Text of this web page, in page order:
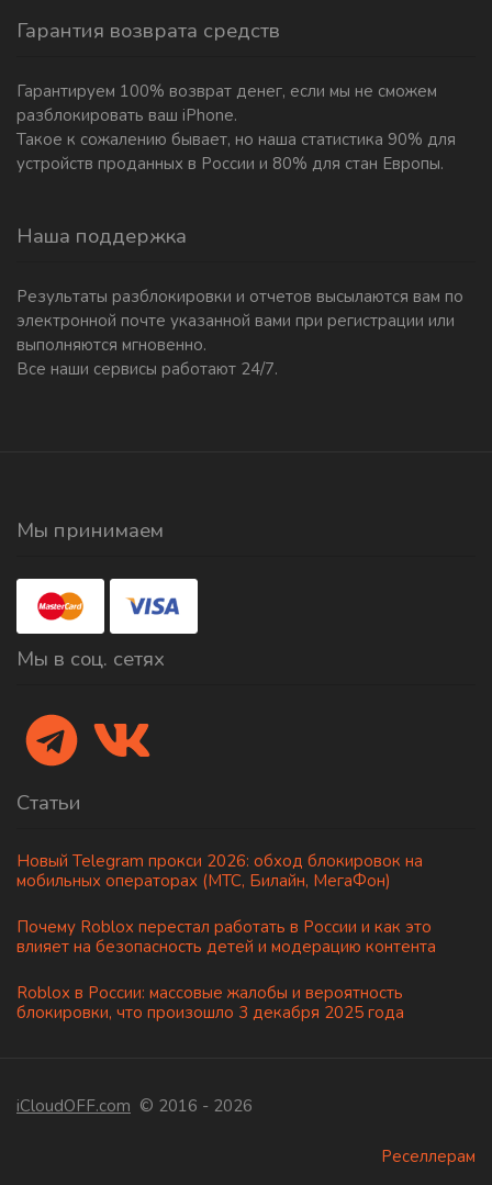
Гарантия возврата средств
Гарантируем 100% возврат денег, если мы не сможем
разблокировать ваш iPhone.
Такое к сожалению бывает, но наша статистика 90% для
устройств проданных в России и 80% для стан Европы.
Наша поддержка
Результаты разблокировки и отчетов высылаются вам по
электронной почте указанной вами при регистрации или
выполняются мгновенно.
Все наши сервисы работают 24/7.
Мы принимаем
Мы в соц. сетях
Статьи
Новый Telegram прокси 2026: обход блокировок на
мобильных операторах (МТС, Билайн, МегаФон)
Почему Roblox перестал работать в России и как это
влияет на безопасность детей и модерацию контента
Roblox в России: массовые жалобы и вероятность
блокировки, что произошло 3 декабря 2025 года
iCloudOFF.com © 2016 - 2026
Реселлерам